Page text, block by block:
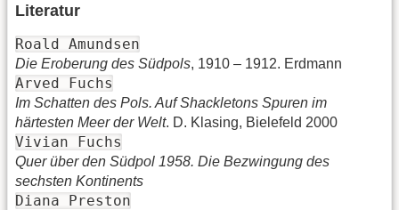
Literatur
Roald Amundsen
Die Eroberung des Südpols, 1910 – 1912. Erdmann
Arved Fuchs
Im Schatten des Pols. Auf Shackletons Spuren im
härtesten Meer der Welt. D. Klasing, Bielefeld 2000
Vivian Fuchs
Quer über den Südpol 1958. Die Bezwingung des
sechsten Kontinents
Diana Preston